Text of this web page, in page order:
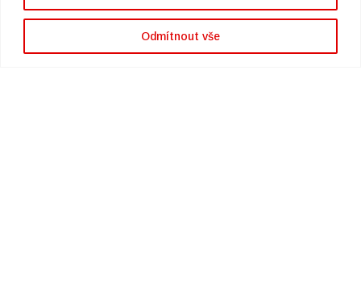
Odmítnout vše